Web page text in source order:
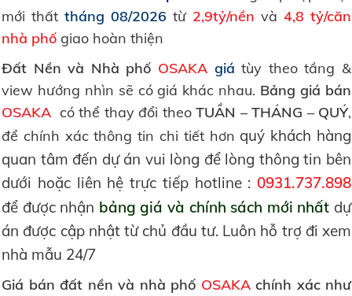
mới thất tháng 08/2026 từ 2,9tỷ/nền và 4,8 tỷ/căn
nhà phố giao hoàn thiện
Đất Nền và Nhà phố OSAKA giá tùy theo tầng &
view hướng nhìn sẽ có giá khác nhau. Bảng giá bán
OSAKA có thể thay đổi theoTUẦN – THÁNG – QUÝ,
để chính xác thông tin chi tiết hơn quý khách hàng
quan tâm đến dự án vui lòng để lòng thông tin bên
dưới hoặc liên hệ trực tiếp hotline : 0931.737.898
để được nhận bảng giá và chính sách mới nhất dự
án được cập nhật từ chủ đầu tư. Luôn hỗ trợ đi xem
nhà mẫu 24/7
Giá bán đất nền và nhà phố OSAKAchính xác như